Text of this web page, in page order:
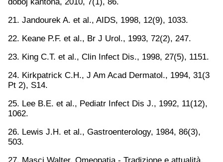
21. Jandourek A. et al., AIDS, 1998, 12(9), 1033.
22. Keane P.F. et al., Br J Urol., 1993, 72(2), 247.
23. King C.T. et al., Clin Infect Dis., 1998, 27(5), 1151.
24. Kirkpatrick C.H., J Am Acad Dermatol., 1994, 31(3
Pt 2), S14.
25. Lee B.E. et al., Pediatr Infect Dis J., 1992, 11(12),
1062.
26. Lewis J.H. et al., Gastroenterology, 1984, 86(3),
503.